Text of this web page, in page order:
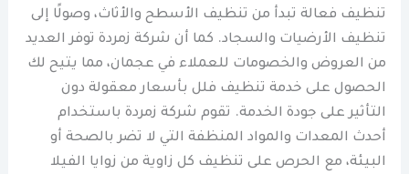
تنظيف فعالة تبدأ من تنظيف الأسطح والأثاث، وصولًا إلى
تنظيف الأرضيات والسجاد. كما أن شركة زمردة توفر العديد
من العروض والخصومات للعملاء في عجمان، مما يتيح لك
الحصول على خدمة تنظيف فلل بأسعار معقولة دون
التأثير على جودة الخدمة. تقوم شركة زمردة باستخدام
أحدث المعدات والمواد المنظفة التي لا تضر بالصحة أو
البيئة، مع الحرص على تنظيف كل زاوية من زوايا الفيلا